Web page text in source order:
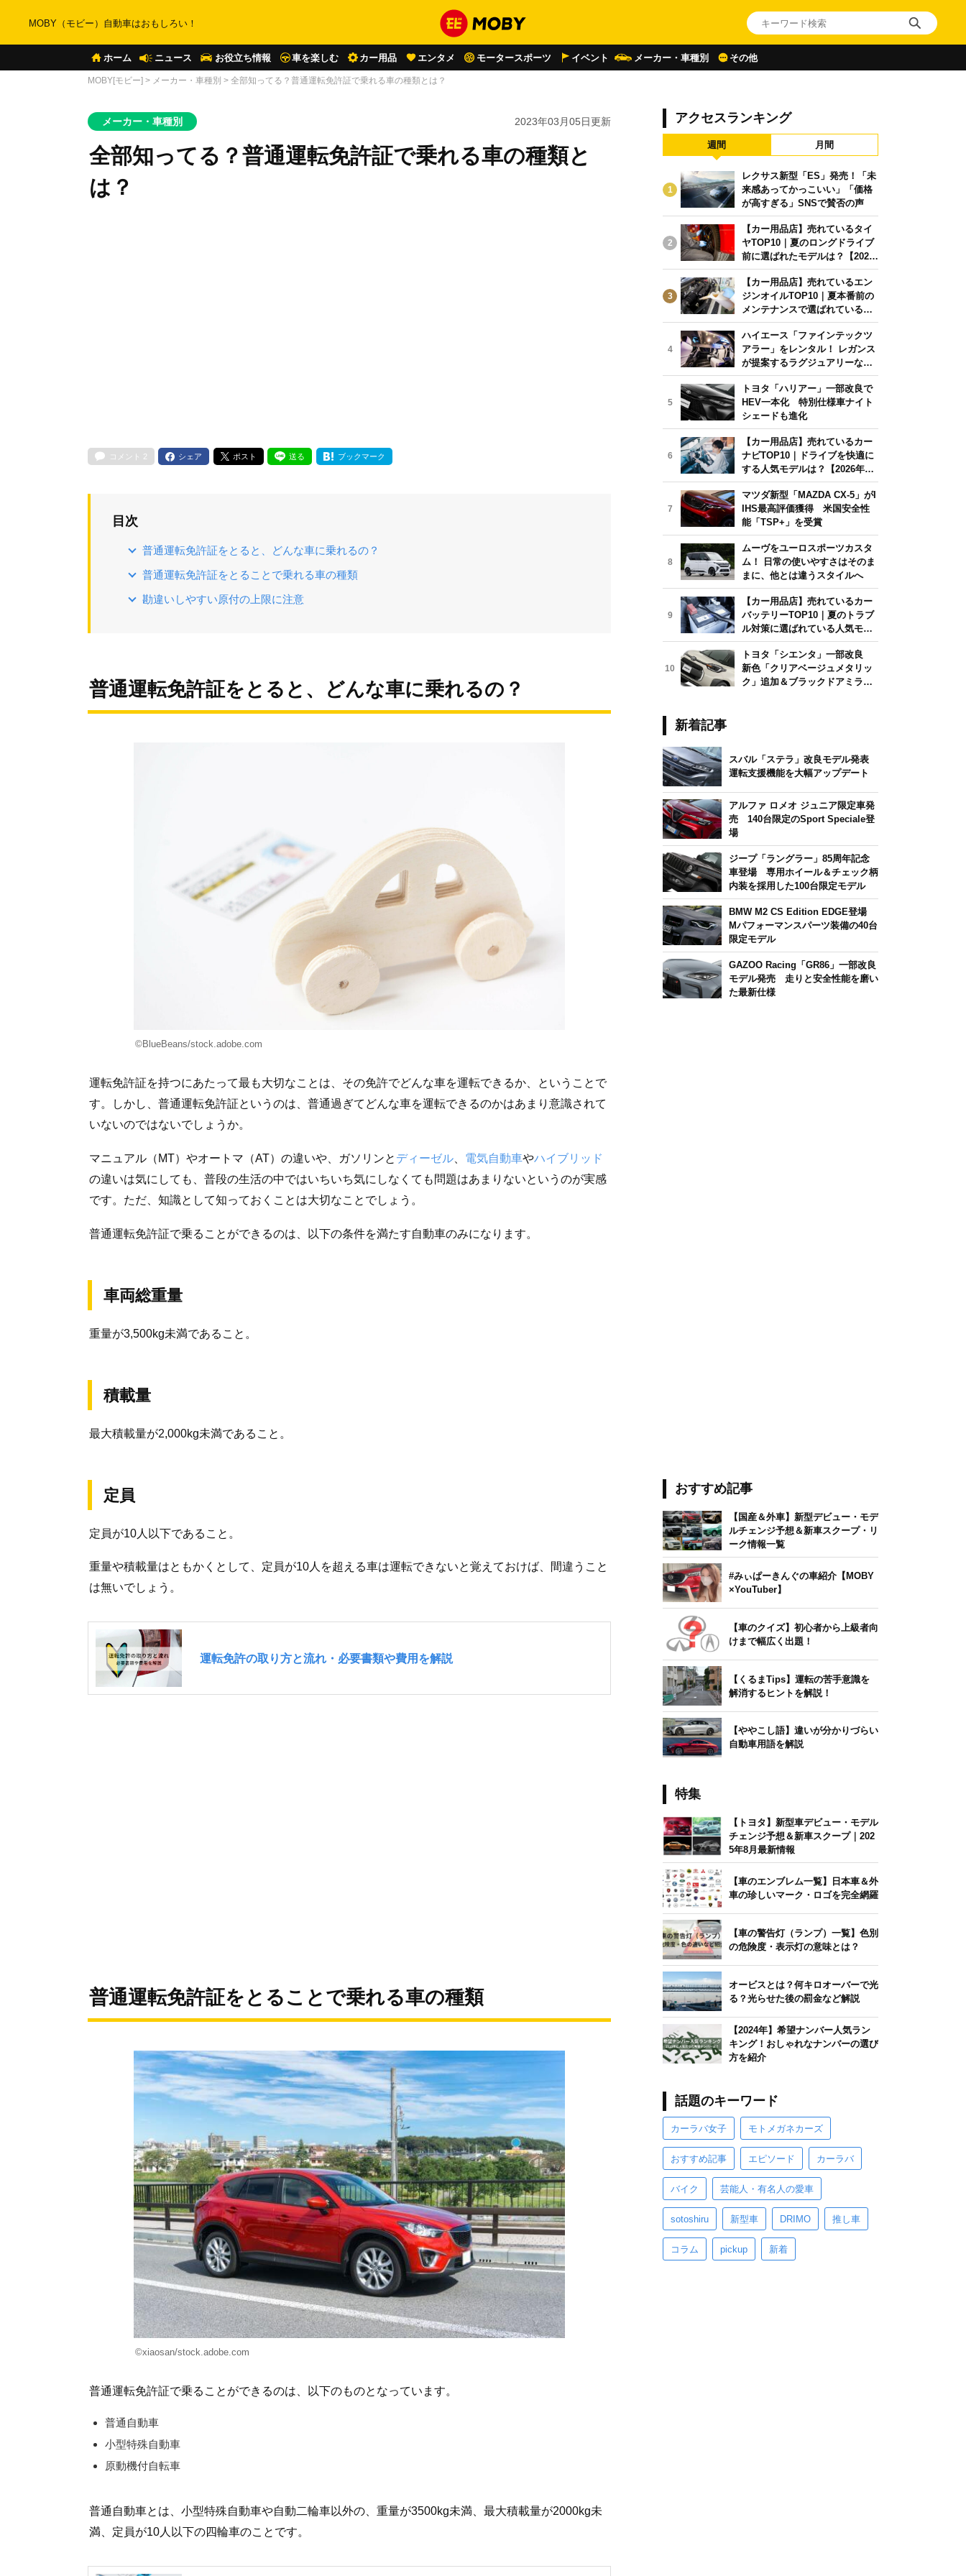
MOBY（モビー）自動車はおもしろい！
ホーム ニュース お役立ち情報 車を楽しむ カー用品 エンタメ モータースポーツ イベント メーカー・車種別 その他
MOBY[モビー] > メーカー・車種別 > 全部知ってる？普通運転免許証で乗れる車の種類とは？
メーカー・車種別 2023年03月05日更新
全部知ってる？普通運転免許証で乗れる車の種類と
は？
コメント 2 シェア ポスト 送る ブックマーク
目次
普通運転免許証をとると、どんな車に乗れるの？
普通運転免許証をとることで乗れる車の種類
勘違いしやすい原付の上限に注意
普通運転免許証をとると、どんな車に乗れるの？
©BlueBeans/stock.adobe.com
運転免許証を持つにあたって最も大切なことは、その免許でどんな車を運転できるか、ということで
す。しかし、普通運転免許証というのは、普通過ぎてどんな車を運転できるのかはあまり意識されて
いないのではないでしょうか。
マニュアル（MT）やオートマ（AT）の違いや、ガソリンと ディーゼル 電気自動車やハイブリッド
の違いは気にしても、普段の生活の中ではいちいち気にしなくても問題はあまりないというのが実感
です。ただ、知識として知っておくことは大切なことでしょう。
普通運転免許証で乗ることができるのは、以下の条件を満たす自動車のみになります。
車両総重量
重量が3,500kg未満であること。
積載量
最大積載量が2,000kg未満であること。
定員
定員が10人以下であること。
重量や積載量はともかくとして、定員が10人を超える車は運転できないと覚えておけば、間違うこと
は無いでしょう。
普通運転免許証をとることで乗れる車の種類
©xiaosan/stock.adobe.com
普通運転免許証で乗ることができるのは、以下のものとなっています。
普通自動車
小型特殊自動車
原動機付自転車
普通自動車とは、小型特殊自動車や自動二輪車以外の、重量が3500kg未満、最大積載量が2000kg未
満、定員が10人以下の四輪車のことです。
アクセスランキング
週間 月間
1
レクサス新型「ES」発売！「未
来感あってかっこいい」「価格
が高すぎる」SNSで賛否の声
2
【カー用品店】売れているタイ
ヤTOP10｜夏のロングドライブ
前に選ばれたモデルは？【2026
年6月版】
3
【カー用品店】売れているエン
ジンオイルTOP10｜夏本番前の
メンテナンスで選ばれている人
気モデルは？【2026年6月版】
4
ハイエース「ファインテックツ
アラー」をレンタル！ レガンス
が提案するラグジュアリーな移
動体験
5
トヨタ「ハリアー」一部改良で
HEV一本化 特別仕様車ナイト
シェードも進化
6
【カー用品店】売れているカー
ナビTOP10｜ドライブを快適に
する人気モデルは？【2026年6
月版】
7
マツダ新型「MAZDA CX-5」がI
IHS最高評価獲得 米国安全性
能「TSP+」を受賞
8
ムーヴをユーロスポーツカスタ
ム！ 日常の使いやすさはそのま
まに、他とは違うスタイルへ
9
【カー用品店】売れているカー
バッテリーTOP10｜夏のトラブ
ル対策に選ばれている人気モデ
ルは？【2026年6月版】
10
トヨタ「シエンタ」一部改良
新色「クリアベージュメタリッ
ク」追加＆ブラックドアミラー
新着記事
スバル「ステラ」改良モデル発表
運転支援機能を大幅アップデート
アルファ ロメオ ジュニア限定車発
売 140台限定のSport Speciale登
場
ジープ「ラングラー」85周年記念
車登場 専用ホイール＆チェック柄
内装を採用した100台限定モデル
BMW M2 CS Edition EDGE登場
Mパフォーマンスパーツ装備の40台
限定モデル
GAZOO Racing「GR86」一部改良
モデル発売 走りと安全性能を磨い
た最新仕様
おすすめ記事
【国産＆外車】新型デビュー・モデ
ルチェンジ予想＆新車スクープ・リ
ーク情報一覧
#みぃぱーきんぐの車紹介【MOBY
×YouTuber】
【車のクイズ】初心者から上級者向
けまで幅広く出題！
【くるまTips】運転の苦手意識を
解消するヒントを解説！
【ややこし語】違いが分かりづらい
自動車用語を解説
特集
【トヨタ】新型車デビュー・モデル
チェンジ予想＆新車スクープ｜202
5年8月最新情報
【車のエンブレム一覧】日本車＆外
車の珍しいマーク・ロゴを完全網羅
【車の警告灯（ランプ）一覧】色別
の危険度・表示灯の意味とは？
オービスとは？何キロオーバーで光
る？光らせた後の罰金など解説
【2024年】希望ナンバー人気ラン
キング！おしゃれなナンバーの選び
方を紹介
話題のキーワード
カーラバ女子 モトメガネカーズ
おすすめ記事 エピソード カーラバ
バイク 芸能人・有名人の愛車
sotoshiru 新型車 DRIMO 推し車
コラム pickup 新着